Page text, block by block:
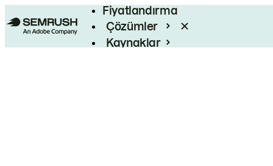
Fiyatlandırma
Çözümler
Kaynaklar